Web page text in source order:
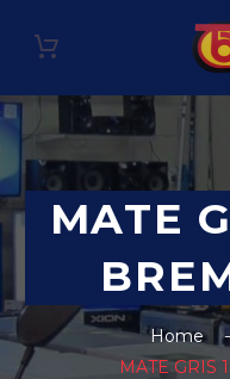
MATE
Home
MATE GRIS